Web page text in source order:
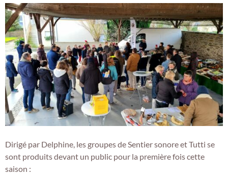
Dirigé par Delphine, les groupes de Sentier sonore et Tutti se
sont produits devant un public pour la première fois cette
saison :